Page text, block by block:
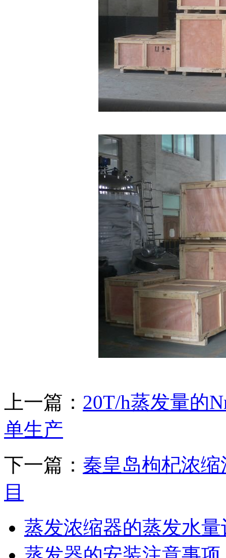
上一篇： 20T/h蒸发量的
单生产
下一篇： 秦皇岛枸杞浓
目
蒸发浓缩器的蒸发水量